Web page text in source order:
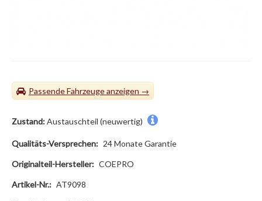
Passende Fahrzeuge
Zustand:Austauschteil (neuwertig)
Qualitäts-Versprechen: 24 Monate Garantie
Originalteil-Hersteller: COEPRO
Artikel-Nr.: AT9098